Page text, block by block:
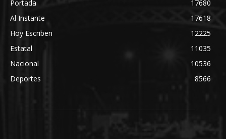
Portada
17680
Al Instante
17618
Hoy Escriben
12225
Estatal
11035
Nacional
10536
Deportes
8566